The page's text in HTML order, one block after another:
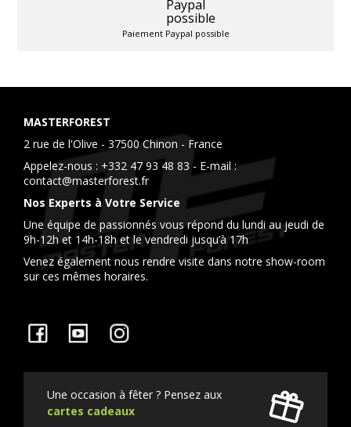
Paiement Paypal possible
MASTERFOREST
2 rue de l'Olive - 37500 Chinon - France
Appelez-nous : +332 47 93 48 83 - E-mail :
contact@masterforest.fr
Nos Experts à Votre Service
Une équipe de passionnés vous répond du lundi au jeudi de
9h-12h et 14h-18h et le vendredi jusqu’à 17h
Venez également nous rendre visite dans notre show-room
sur ces mêmes horaires.
Facebook YouTube
Une occasion à fêter ? Pensez aux
cartes cadeaux